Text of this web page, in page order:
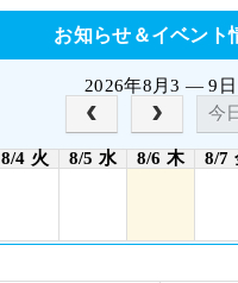
お知らせ＆イベント
2026年8月3 — 9日
今
8/4 火 8/5 水 8/6 木 8/7